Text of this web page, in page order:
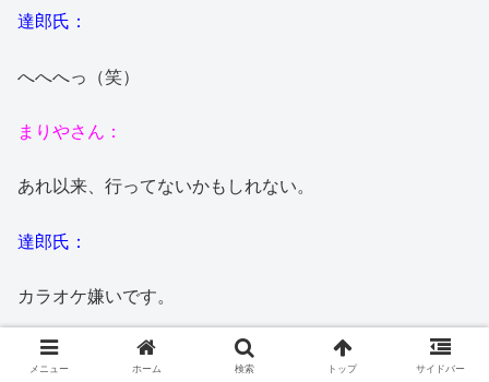
達郎氏：
へへへっ（笑）
まりやさん：
あれ以来、行ってないかもしれない。
達郎氏：
カラオケ嫌いです。
普通の方はね、カラオケでリラクゼーションして。
メニュー ホーム 検索 トップ サイドバー